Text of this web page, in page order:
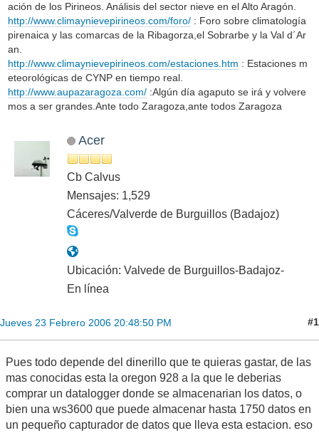
ación de los Pirineos. Análisis del sector nieve en el Alto Aragón.
http://www.climaynievepirineos.com/foro/: Foro sobre climatología
pirenaica y las comarcas de la Ribagorza,el Sobrarbe y la Val d´Ar
an.
http://www.climaynievepirineos.com/estaciones.htm : Estaciones m
eteorológicas de CYNP en tiempo real.
http://www.aupazaragoza.com/:Algún día agaputo se irá y volvere
mos a ser grandes.Ante todo Zaragoza,ante todos Zaragoza
Acer
Cb Calvus
Mensajes: 1,529
Cáceres/Valverde de Burguillos (Badajoz)
Ubicación: Valvede de Burguillos-Badajoz-
En línea
Jueves 23 Febrero 2006 20:48:50 PM #1
Pues todo depende del dinerillo que te quieras gastar, de las
mas conocidas esta la oregon 928 a la que le deberias
comprar un datalogger donde se almacenarian los datos, o
bien una ws3600 que puede almacenar hasta 1750 datos en
un pequeño capturador de datos que lleva esta estacion. eso